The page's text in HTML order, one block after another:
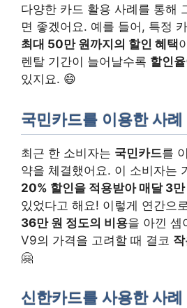
다양한 카드 활용 사례를 통해
면 좋겠어요. 예를 들어, 특정
최대 50만 원까지의 할인 혜택
렌탈 기간이 늘어날수록 할인
있지요. 😄
국민카드를 이용한 사례
최근 한 소비자는 국민카드를
약을 체결했어요. 이 소비자는
20% 할인을 적용받아 매달 3
있었다고 해요! 이렇게 연간으
36만 원 정도의 비용을 아낀 셈
V9의 가격을 고려할 때 결코
🤗
신한카드를 사용한 사례